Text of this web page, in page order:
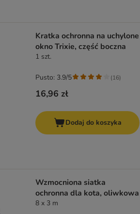
Kratka ochronna na uchylone
okno Trixie, część boczna
1 szt.
16,96 zł
Pusto: 3.9/5 (16)
Dodaj do koszyka
Wzmocniona siatka
ochronna dla kota, oliwkowa
8 x 3 m